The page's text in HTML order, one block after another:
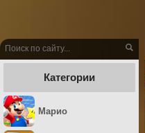
Категории
Марио